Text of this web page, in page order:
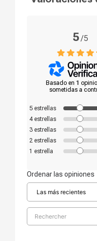
5/5
Basado en 1
sometidas a
5 estrellas
4estrellas
3 estrellas
2 estrellas
1 estrella
Ordenar las opiniones